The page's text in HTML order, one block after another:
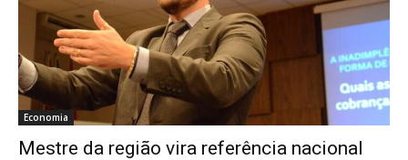
Economia
Mestre da região vira referência nacional